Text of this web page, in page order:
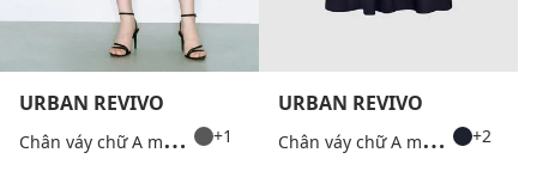
URBAN REVIVO
C
hân váy chữ A midi dáng xòe +1
URBAN REVIVO
C
hân váy chữ A midi xếp tầng lưng thun +2